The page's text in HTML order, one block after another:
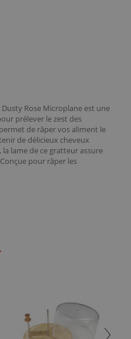
Rose Microplane est une
prélever le zest des
de râper vos aliment le
de délicieux cheveux
lame de ce gratteur assure
pour râper les